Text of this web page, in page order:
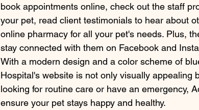
book appointments online, check out the staff
your pet, read client testimonials to hear about
online pharmacy for all your pet's needs. Plus,
stay connected with them on Facebook and
With a modern design and a color scheme of
Hospital's website is not only visually appealing
looking for routine care or have an emergency,
ensure your pet stays happy and healthy.